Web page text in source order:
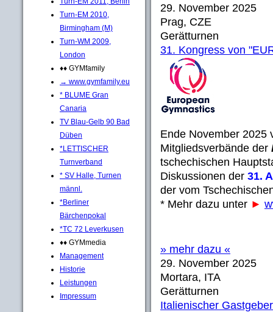
Turn-EM 2010,
Birmingham (M)
Turn-WM 2009,
London
♦♦ GYMfamily
→ www.gymfamily.eu
* BLUME Gran
Canaria
TV Blau-Gelb 90 Bad
Düben
*LETTISCHER
Turnverband
* SV Halle, Turnen
männl.
*Berliner
Bärchenpokal
*TC 72 Leverkusen
♦♦ GYMmedia
Management
Historie
Leistungen
Impressum
29. November 2025
Prag, CZE
Gerätturnen
31. Kongress von
Ende November 2025
Mitgliedsverbände der
tschechischen
Diskussionen der 31.
der vom
* Mehr dazu unter ►
» mehr dazu «
29. November 2025
Mortara, ITA
Gerätturnen
Italienischer